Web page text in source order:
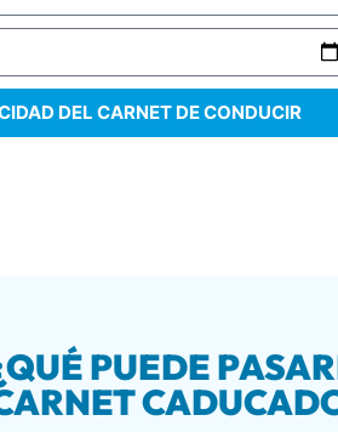
DEL CARNET DE CONDUCIR
PUEDE